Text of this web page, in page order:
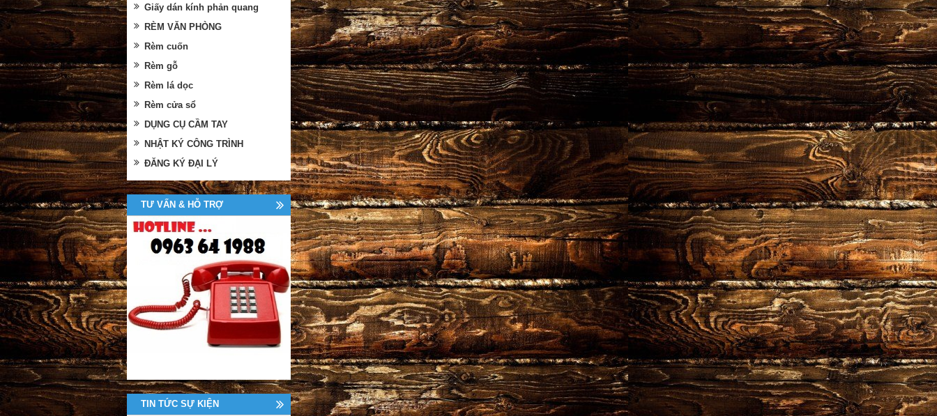
Giấy dán kính phản quang
RÈM VĂN PHÒNG
Rèm cuốn
Rèm gỗ
Rèm lá dọc
Rèm cửa sổ
DỤNG CỤ CẦM TAY
NHẬT KÝ CÔNG TRÌNH
ĐĂNG KÝ ĐẠI LÝ
TƯ VẤN & HỖ TRỢ
TIN TỨC SỰ KIỆN